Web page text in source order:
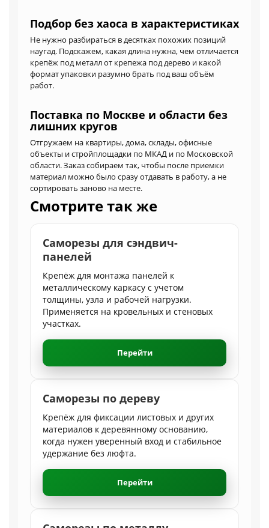
Подбор без хаоса в характеристиках
Не нужно разбираться в десятках похожих позиций
наугад. Подскажем, какая длина нужна, чем отличается
крепёж под металл от крепежа под дерево и какой
формат упаковки разумно брать под ваш объём
работ.
Поставка по Москве и области без
лишних кругов
Отгружаем на квартиры, дома, склады, офисные
объекты и стройплощадки по МКАД и по Московской
области. Заказ собираем так, чтобы после приемки
материал можно было сразу отдавать в работу, а не
сортировать заново на месте.
Смотрите так же
Саморезы для сэндвич-
панелей
Крепёж для монтажа панелей к
металлическому каркасу с учетом
толщины, узла и рабочей нагрузки.
Применяется на кровельных и стеновых
участках.
Перейти
Саморезы по дереву
Крепёж для фиксации листовых и других
материалов к деревянному основанию,
когда нужен уверенный вход и стабильное
удержание без люфта.
Перейти